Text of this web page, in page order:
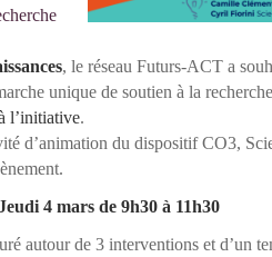
, le réseau Futurs-ACT a
unique de soutien à la
l’initiative.
d’animation du dispositif CO3,
eudi 4 mars de 9h30 à 11h30
autour de 3 interventions et d’un